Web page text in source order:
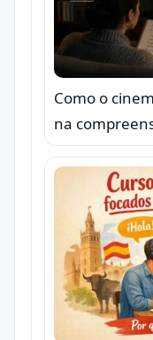
Como o
na